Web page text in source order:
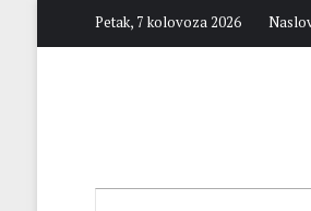
Petak, 7 kolovoza 2026